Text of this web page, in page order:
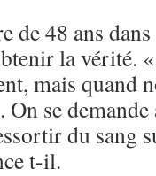
de 48 ans
la vérité.
mais quand
se
du sang
t-il.